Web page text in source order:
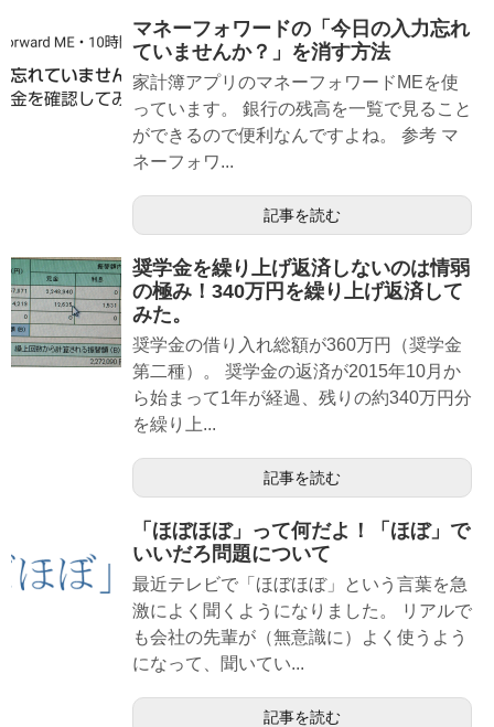
マネーフォワードの「今日の入力忘れ
ていませんか？」を消す方法
家計簿アプリのマネーフォワードMEを使
っています。 銀行の残高を一覧で見ること
ができるので便利なんですよね。 参考 マ
ネーフォワ...
記事を読む
奨学金を繰り上げ返済しないのは情弱
の極み！340万円を繰り上げ返済して
みた。
奨学金の借り入れ総額が360万円（奨学金
第二種）。 奨学金の返済が2015年10月か
ら始まって1年が経過、残りの約340万円分
を繰り上...
記事を読む
「ほぼほぼ」って何だよ！「ほぼ」で
いいだろ問題について
最近テレビで「ほぼほぼ」という言葉を急
激によく聞くようになりました。 リアルで
も会社の先輩が（無意識に）よく使うよう
になって、聞いてい...
記事を読む